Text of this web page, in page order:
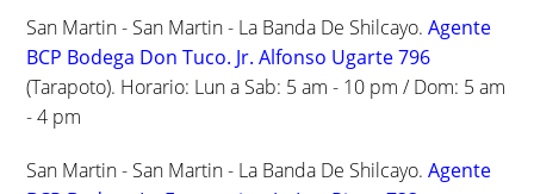
San Martin - San Martin - La Banda De Shilcayo.Agente
BCP Bodega Don Tuco. Jr. Alfonso Ugarte 796
(Tarapoto). Horario: Lun a Sab: 5 am - 10 pm / Dom: 5 am
- 4 pm
San Martin - San Martin - La Banda De Shilcayo.Agente